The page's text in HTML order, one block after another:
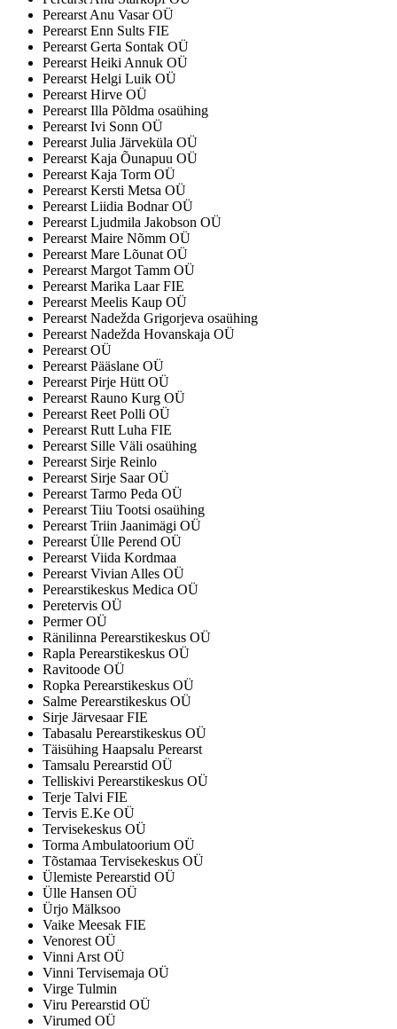
Perearst Anu Vasar OÜ
Perearst Enn Sults FIE
Perearst Gerta Sontak OÜ
Perearst Heiki Annuk OÜ
Perearst Helgi Luik OÜ
Perearst Hirve OÜ
Perearst Illa Põldma osaühing
Perearst Ivi Sonn OÜ
Perearst Julia Järveküla OÜ
Perearst Kaja Õunapuu OÜ
Perearst Kaja Torm OÜ
Perearst Kersti Metsa OÜ
Perearst Liidia Bodnar OÜ
Perearst Ljudmila Jakobson OÜ
Perearst Maire Nõmm OÜ
Perearst Mare Lõunat OÜ
Perearst Margot Tamm OÜ
Perearst Marika Laar FIE
Perearst Meelis Kaup OÜ
Perearst Nadežda Grigorjeva osaühing
Perearst Nadežda Hovanskaja OÜ
Perearst OÜ
Perearst Pääslane OÜ
Perearst Pirje Hütt OÜ
Perearst Rauno Kurg OÜ
Perearst Reet Polli OÜ
Perearst Rutt Luha FIE
Perearst Sille Väli osaühing
Perearst Sirje Reinlo
Perearst Sirje Saar OÜ
Perearst Tarmo Peda OÜ
Perearst Tiiu Tootsi osaühing
Perearst Triin Jaanimägi OÜ
Perearst Ülle Perend OÜ
Perearst Viida Kordmaa
Perearst Vivian Alles OÜ
Perearstikeskus Medica OÜ
Peretervis OÜ
Permer OÜ
Ränilinna Perearstikeskus OÜ
Rapla Perearstikeskus OÜ
Ravitoode OÜ
Ropka Perearstikeskus OÜ
Salme Perearstikeskus OÜ
Sirje Järvesaar FIE
Tabasalu Perearstikeskus OÜ
Täisühing Haapsalu Perearst
Tamsalu Perearstid OÜ
Telliskivi Perearstikeskus OÜ
Terje Talvi FIE
Tervis E.Ke OÜ
Tervisekeskus OÜ
Torma Ambulatoorium OÜ
Tõstamaa Tervisekeskus OÜ
Ülemiste Perearstid OÜ
Ülle Hansen OÜ
Ürjo Mälksoo
Vaike Meesak FIE
Venorest OÜ
Vinni Arst OÜ
Vinni Tervisemaja OÜ
Virge Tulmin
Viru Perearstid OÜ
Virumed OÜ